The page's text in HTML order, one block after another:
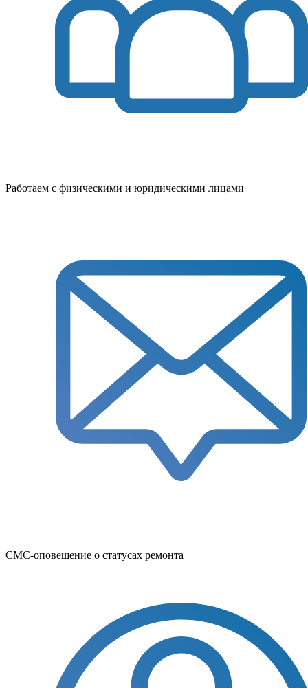
Работаем с физическими и юридическими лицами
СМС-оповещение о статусах ремонта